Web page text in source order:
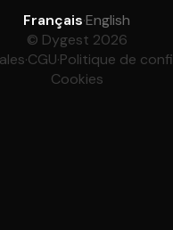
Français·English
© Dygest 2026
·CGU·Politique de
Cookies